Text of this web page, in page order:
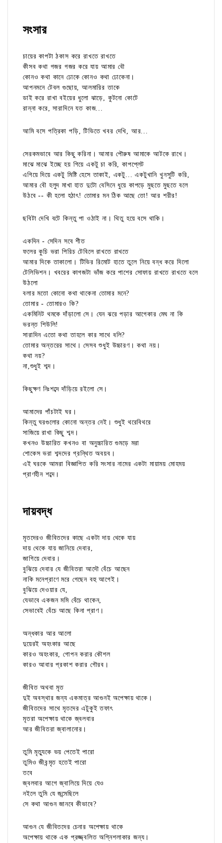
সংসার
চায়ের কাপটা ঠকাস করে রাখতে রাখতে
কীসব কথা গজর গজর করে যায় আমার বৌ
কোনও কথা কানে ঢোকে কোনও কথা ঢোকেনা।
আপনমনে টেবল গুছোয়, আলমারির তাকে
ডাই করে রাখা বইয়ের ধুলো ঝাড়ে, কুটনো কোটে
রান্না করে, সারাদিনে যত কাজ...
আমি বসে পত্রিকা পড়ি, টিভিতে খবর দেখি, আর...
সেরকমভাবে আর কিছু করিনা। আমার পৌরুষ আমাকে আটকে রাখে।
মাঝে মাঝে ইচ্ছে হয় গিয়ে একটু চা করি, কাপপ্লেট
এগিয়ে দিয়ে একটু মিষ্টি হেসে তাকাই, একটু... একটুখানি খুনসুটি করি,
আমার বৌ হলুদ মাখা হাত দুটো বেসিনে ধুয়ে কাপড়ে মুছতে মুছতে বলে
উঠবে -- কী হলো হঠাৎ! তোমার মন ঠিক আছে তো! আর শরীর!
ছবিটা দেখি বটে কিন্তু পা ওঠাই না। থিতু হয়ে বসে থাকি।
একদিন - সেদিন সবে শীত
ফলের কুচি ভরা পিরিচ টেবিলে রাখতে রাখতে
আমার দিকে তাকালো। টিভির রিমোট হাতে তুলে নিয়ে বন্ধ করে দিলো
টেলিভিশন। খবরের কাগজটা ভাঁজ করে পাশের সোফায় রাখতে রাখতে বলে
উঠলো
বলার মতো কোনো কথা থাকেনা তোমার মনে?
তোমার - তোমারও কি?
একমিনিট থমকে দাঁড়ালো সে। যেন ঝরে পড়ার আগেকার মেঘ না কি
ভরন্ত শিউলি!
সারাদিন এতো কথা তাহলে কার সাথে বলি?
তোমার অন্তরের সাথে। সেসব শুধুই উচ্চারণ। কথা নয়।
কথা নয়?
না,শুধুই শব্দ।
কিছুক্ষণ নিঃশব্দে দাঁড়িয়ে রইলো সে।
আমাদের পাঁচটাই ঘর।
কিন্তু ঘরগুলোর কোনো অন্তর নেই। শুধুই থরেবিথরে
সাজিয়ে রাখা কিছু শব্দ।
কখনও উচ্চারিত কখনও বা অনুচ্চারিত গুমড়ে মরা
শোকেস ভরা শব্দদের গ্রন্থিত অবয়ব।
এই ঘরকে আমরা বিজ্ঞাপিত করি সংসার নামের একটা মায়াময় মোহময়
প্রাণহীন শব্দে।
দায়বদ্ধ
মৃতদেরও জীবিতদের কাছে একটা দায় থেকে যায়
দায় থেকে যায় জানিয়ে দেবার,
জাগিয়ে দেবার।
বুঝিয়ে দেবার যে জীবিতরা আদৌ বেঁচে আছেন
নাকি মনেপ্রাণে মরে গেছেন বহু আগেই।
বুঝিয়ে দেওয়ার যে,
যেভাবে একজন মমি বেঁচে থাকেন,
সেভাবেই বেঁচে আছে কিনা প্রাণ।
অন্ধকার আর আলো
দুয়েরই অহংকার আছে
কারও অহংকার, গোপন করার কৌশল
কারও আবার প্রকাশ করার গৌরব।
জীবিত অথবা মৃত
দুই অবস্থার জন্য একমাত্র আগুনই অপেক্ষায় থাকে।
জীবিতদের সাথে মৃতদের এটুকুই তফাৎ
মৃতরা অপেক্ষায় থাকে জ্বলবার
আর জীবিতরা জ্বালানোর।
তুমি মৃত্যুকে ভয় পেতেই পারো
তুমিও জীবন্মৃত হতেই পারো
তবে
জ্বলবার আগে জ্বালিয়ে দিয়ে যেও
নইলে তুমি যে জন্মেছিলে
সে কথা আগুন জানবে কীভাবে?
আগুন যে জীবিতদের চেনার অপেক্ষায় থাকে
অপেক্ষায় থাকে এক প্রজ্জ্বলিত অগ্নিশলাকার জন্য।